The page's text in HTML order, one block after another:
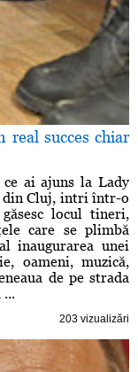
real succes chiar
ce ai ajuns la Lady
din Cluj, intri într-o
locul tineri,
care se plimbă
inaugurarea unei
oameni, muzică,
de pe strada
...
203 vizualizări